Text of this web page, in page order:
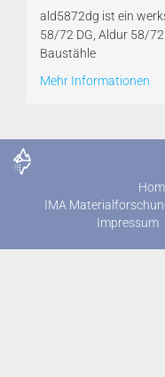
ald5872dg ist ein
58/72 DG, Aldur 58/
Baustähle
Mehr Informationen
IMA
Impressum